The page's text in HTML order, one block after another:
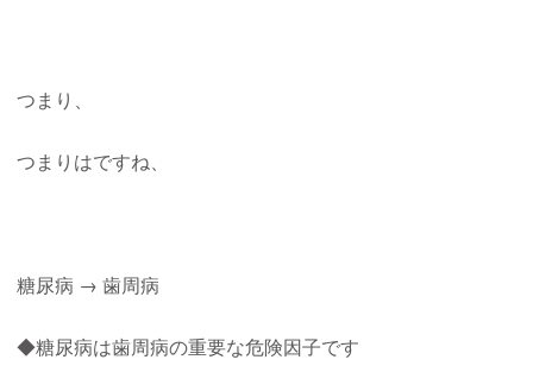
つまり、
つまりはですね、
糖尿病 → 歯周病
◆糖尿病は歯周病の重要な危険因子です